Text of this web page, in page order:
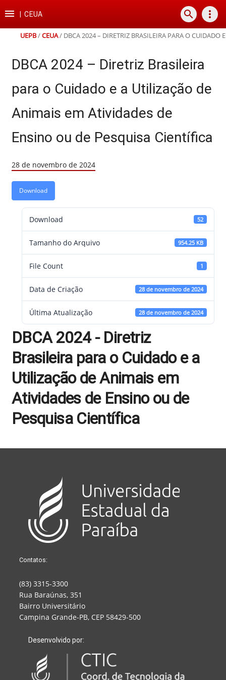
para
conteúdo
para
para
para
rodapé
 |CEUA search more_vert
UEPB/CEUA/ DBCA 2024 – DIRETRIZ BRASILEIRA PARA O
DBCA 2024 – Diretriz Brasileira
para o Cuidado e a Utilização de
Animais em Atividades de
Ensino ou de Pesquisa Científica
28 de novembro de 2024
Download
Download 52
Tamanho do Arquivo 954.25 KB
File Count 1
Data de Criação 28 de novembro de 2024
Última Atualização 28 de novembro de 2024
DBCA 2024 - Diretriz
Brasileira para o Cuidado e a
Utilização de Animais em
Atividades de Ensino ou de
Pesquisa Científica
Contatos:
(83) 3315-3300
Rua Baraúnas, 351
Bairro Universitário
Campina Grande-PB, CEP 58429-500
Desenvolvido por: